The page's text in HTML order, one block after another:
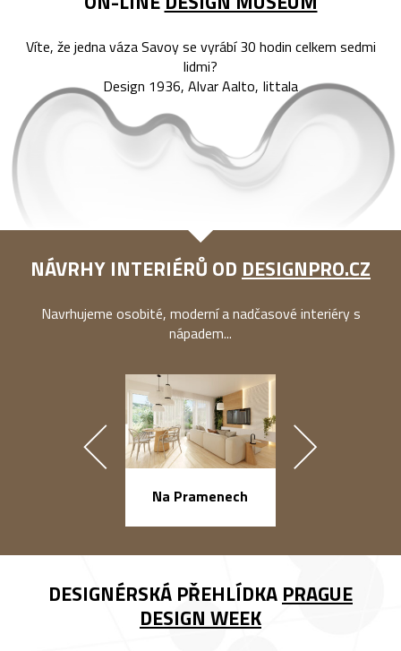
Víte, že jedna váza Savoy se vyrábí 30 hodin celkem sedmi
lidmi?
Design 1936, Alvar Aalto, Iittala
NÁVRHY INTERIÉRŮ OD DESIGNPRO.CZ
Navrhujeme osobité, moderní a nadčasové interiéry s
nápadem...
Na Pramenech
DESIGNÉRSKÁ PŘEHLÍDKA PRAGUE
DESIGN WEEK